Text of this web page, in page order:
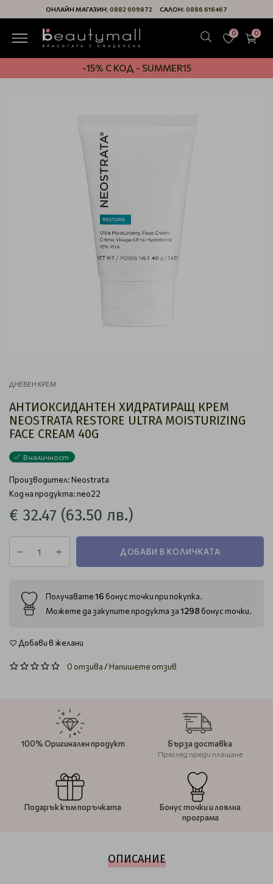
ОНЛАЙН МАГАЗИН: 0882 009872 САЛОН: 0886 616467
0 0
-15% С КОД - SUMMER15
ДНЕВЕН КРЕМ
АНТИОКСИДАНТЕН ХИДРАТИРАЩ КРЕМ
NEOSTRATA RESTORE ULTRA MOISTURIZING
FACE CREAM 40G
В наличност
Производител:Neostrata
Код на продукта: neo22
€ 32.47 (63.50 лв.)
ДОБАВИ В КОЛИЧКАТА
Получавате16 бонус точки при покупка.
Можете да закупите продукта за1298 бонус точки.
Добави в желани
0 отзива/Напишете отзив
100% Оригинален продукт Бърза доставка
Преглед преди плащане
Подарък към поръчката
Бонус точки и лоялна
програма
ОПИСАНИЕ